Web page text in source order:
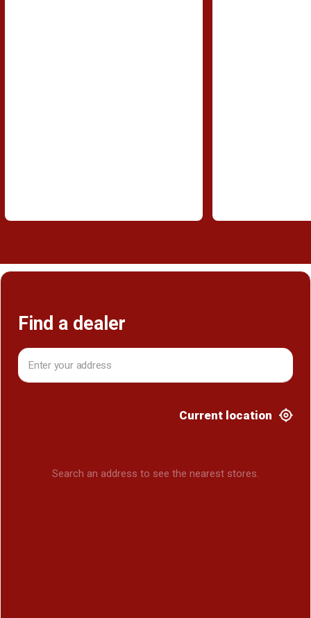
Find a dealer
Current location
Search an address to see the nearest stores.